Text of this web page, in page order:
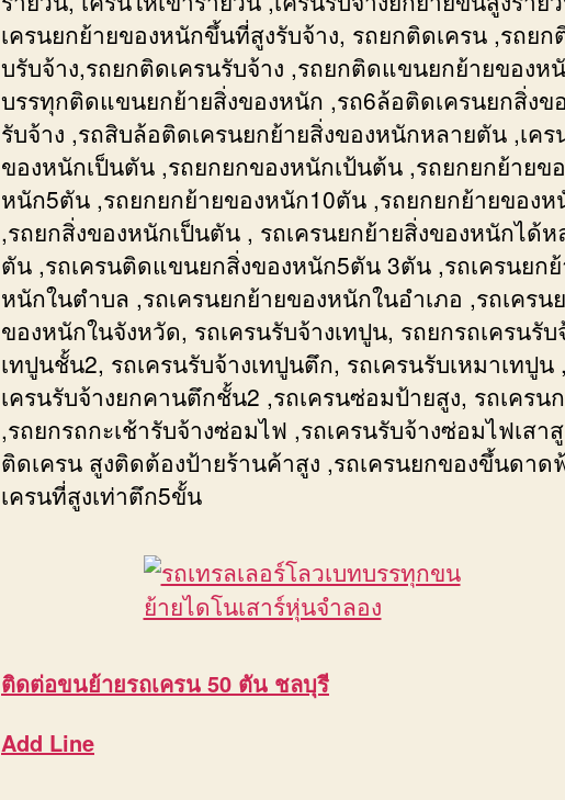
เครนยกย้ายของหนักขึ้นที่สูงรับจ้าง, รถยกติดเครน ,รถยก
บรับจ้าง,รถยกติดเครนรับจ้าง ,รถยกติดแขนยกย้ายของห
บรรทุกติดแขนยกย้ายสิ่งของหนัก ,รถ6ล้อติดเครนยกสิ่งข
รับจ้าง ,รถสิบล้อติดเครนยกย้ายสิ่งของหนักหลายตัน ,เคร
ของหนักเป็นตัน ,รถยกยกของหนักเป้นต้น ,รถยกยกย้ายข
หนัก5ตัน ,รถยกยกย้ายของหนัก10ตัน ,รถยกยกย้ายของ
,รถยกสิ่งของหนักเป็นตัน , รถเครนยกย้ายสิ่งของหนักได้ห
ตัน ,รถเครนติดแขนยกสิ่งของหนัก5ตัน 3ตัน ,รถเครนยก
หนักในตำบล ,รถเครนยกย้ายของหนักในอำเภอ ,รถเครน
ของหนักในจังหวัด, รถเครนรับจ้างเทปูน, รถยกรถเครนรับ
เทปูนชั้น2, รถเครนรับจ้างเทปูนตึก, รถเครนรับเหมาเทปูน
เครนรับจ้างยกคานตึกชั้น2 ,รถเครนซ่อมป้ายสูง, รถเครนก
,รถยกรถกะเช้ารับจ้างซ่อมไฟ ,รถเครนรับจ้างซ่อมไฟเสา
ติดเครน สูงติดต้องป้ายร้านค้าสูง ,รถเครนยกของขึ้นดาด
เครนที่สูงเท่าตึก5ขั้น
ติดต่อขนย้ายรถเครน 50 ตัน ชลบุรี
Add Line